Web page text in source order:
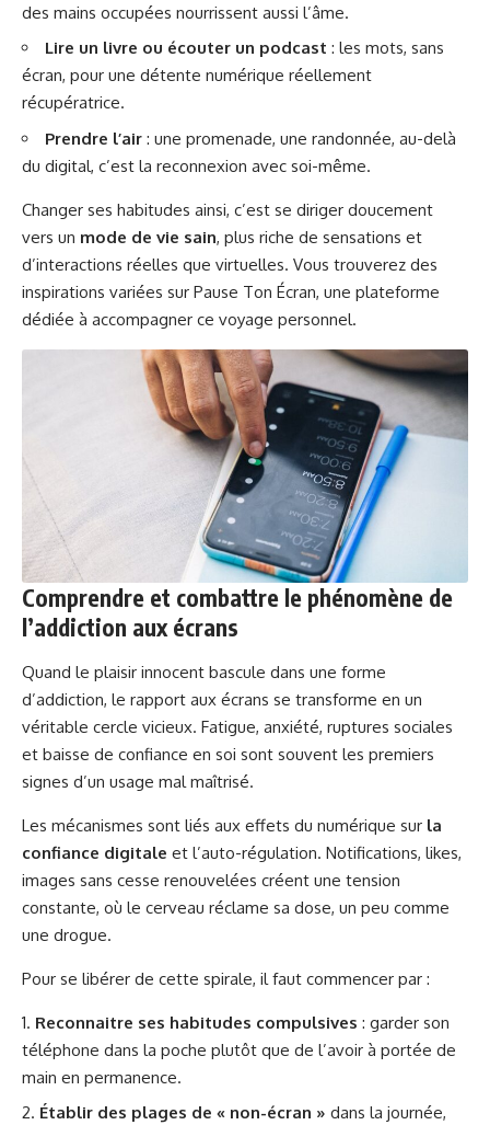
des mains occupées nourrissent aussi l’âme.
Lire un livre ou écouter un podcast : les mots, sans
écran, pour une détente numérique réellement
récupératrice.
Prendre l’air : une promenade, une randonnée, au-delà
du digital, c’est la reconnexion avec soi-même.
Changer ses habitudes ainsi, c’est se diriger doucement
vers un mode de vie sain, plus riche de sensations et
d’interactions réelles que virtuelles. Vous trouverez des
inspirations variées sur Pause Ton Écran, une plateforme
dédiée à accompagner ce voyage personnel.
Comprendre et combattre le phénomène de
l’addiction aux écrans
Quand le plaisir innocent bascule dans une forme
d’addiction, le rapport aux écrans se transforme en un
véritable cercle vicieux. Fatigue, anxiété, ruptures sociales
et baisse de confiance en soi sont souvent les premiers
signes d’un usage mal maîtrisé.
Les mécanismes sont liés aux effets du numérique sur la
confiance digitale et l’auto-régulation. Notifications, likes,
images sans cesse renouvelées créent une tension
constante, où le cerveau réclame sa dose, un peu comme
une drogue.
Pour se libérer de cette spirale, il faut commencer par :
Reconnaitre ses habitudes compulsives : garder son
téléphone dans la poche plutôt que de l’avoir à portée de
main en permanence.
Établir des plages de « non-écran » dans la journée,